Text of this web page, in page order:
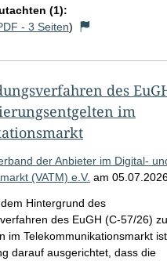
(1):
- 3 Seiten)
des
im
der Anbieter im Digital-
(VATM) e.V. am
Hintergrund des
des EuGH (C-57/26) zu
im Telekommunikationsmarkt
darauf ausgerichtet, dass die